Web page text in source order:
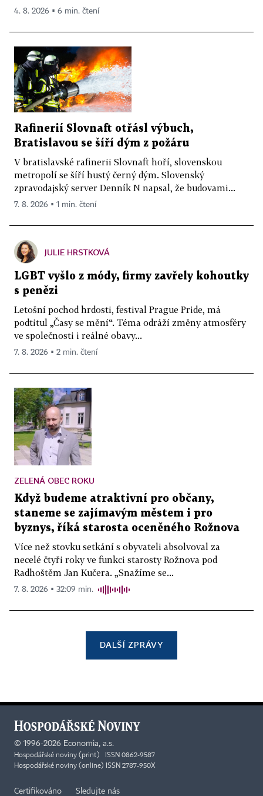
4. 8. 2026 ▪ 6 min. čtení
Rafinerií Slovnaft otřásl výbuch,
Bratislavou se šíří dým z požáru
V bratislavské rafinerii Slovnaft hoří, slovenskou
metropolí se šíří hustý černý dým. Slovenský
zpravodajský server Denník N napsal, že budovami...
7. 8. 2026 ▪ 1 min. čtení
JULIE HRSTKOVÁ
LGBT vyšlo z módy, firmy zavřely kohoutky
s penězi
Letošní pochod hrdosti, festival Prague Pride, má
podtitul „Časy se mění“. Téma odráží změny atmosféry
ve společnosti i reálné obavy...
7. 8. 2026 ▪ 2 min. čtení
ZELENÁ OBEC ROKU
Když budeme atraktivní pro občany,
staneme se zajímavým městem i pro
byznys, říká starosta oceněného Rožnova
Více než stovku setkání s obyvateli absolvoval za
necelé čtyři roky ve funkci starosty Rožnova pod
Radhoštěm Jan Kučera. „Snažíme se...
7. 8. 2026 ▪ 32:09 min.
DALŠÍ ZPRÁVY
© 1996-2026 Economia, a.s.
Hospodářské noviny (print) ISSN 0862-9587
Hospodářské noviny (online) ISSN 2787-950X
Certifikováno Sledujte nás